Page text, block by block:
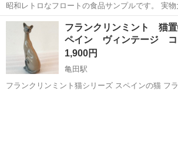
昭和レトロなフロートの食品サンプルです。 実物大 ティーフ
レモンスカッシュフロートかもしれません。 実際に昭和レトロな喫茶
店のショーケースに飾ってあった物です。 おもちゃの硬い食品サンプ
ルではなく、柔らかく、...
新潟 新潟市 新潟駅 インテリア雑貨/小
フランクリンミント 猫
ペイン ヴィンテージ コ
1,900円
亀田駅
フランクリンミント猫シリーズ スペインの猫 フランクリンミント猫シ